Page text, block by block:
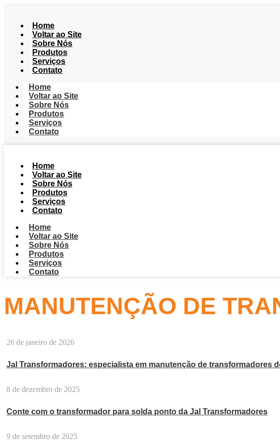
Home
Voltar ao Site
Sobre Nós
Produtos
Serviços
Contato
Home
Voltar ao Site
Sobre Nós
Produtos
Serviços
Contato
Home
Voltar ao Site
Sobre Nós
Produtos
Serviços
Contato
Home
Voltar ao Site
Sobre Nós
Produtos
Serviços
Contato
MANUTENÇÃO DE
26 de janeiro de 2026
Jal Transformadores: especialista em manutenção de transformadores
8 de dezembro de 2025
Conte com o transformador para solda ponto da Jal Transformadores
9 de setembro de 2025